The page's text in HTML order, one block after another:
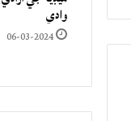
وادي
06-03-2024